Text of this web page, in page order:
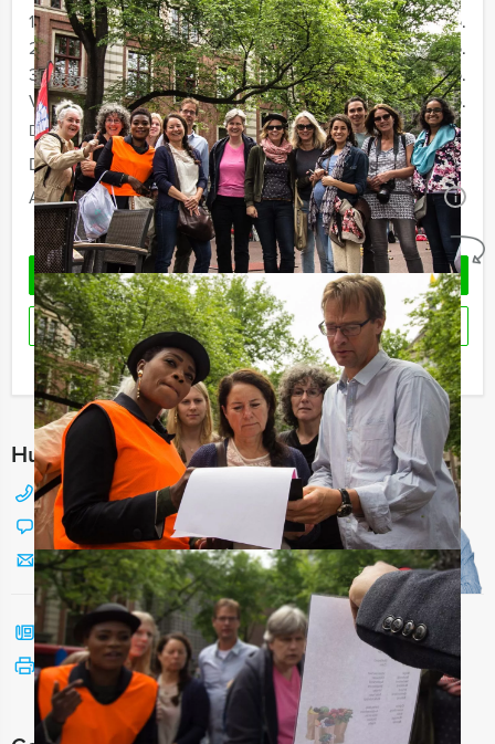
12 - 19 personen
€ 29,50 p.p.
20 - 29 personen
€ 27,50 p.p.
30 - 39 personen
€ 24,50 p.p.
Vanaf 40 personen
€ 22,50 p.p.
De prijzen zijn exclusief BTW
Duur:
3 uur en 30 minuten
Aantal:
Minimaal 12 personen i
Geheel vrijblijvend
OFFERTE AANVRAGEN
RESERVEREN
Ik heb een vraag over dit uitje
Hulp nodig bij het kiezen?
088 428 81 17
Chat met Jeroen
Stuur ons een mailtje
Bel mij terug
Bekijk printbare versie